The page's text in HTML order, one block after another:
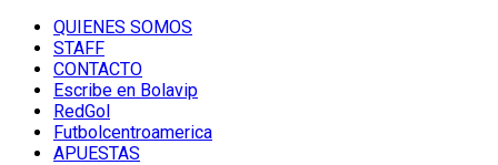
QUIENES SOMOS
STAFF
CONTACTO
Escribe en Bolavip
RedGol
Futbolcentroamerica
APUESTAS